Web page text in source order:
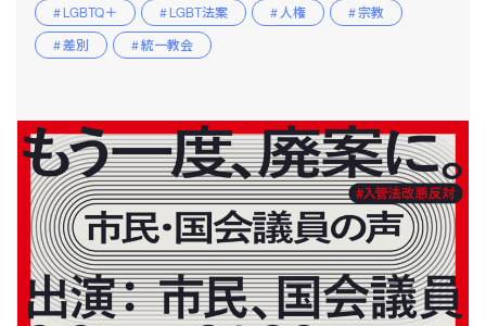
# LGBTQ＋ # LGBT法案 # 人権
# 宗教
# 差別
# 統一教会